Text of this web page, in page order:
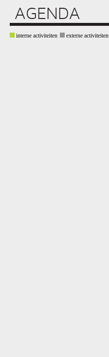
AGENDA
interne activiteiten externe activiteiten